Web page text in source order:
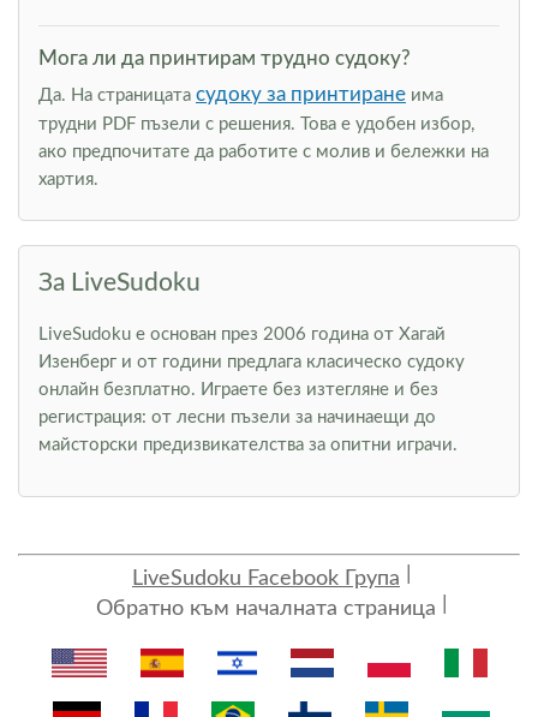
Мога ли да принтирам трудно судоку?
Да. На страницата судоку за принтиране има
трудни PDF пъзели с решения. Това е удобен избор,
ако предпочитате да работите с молив и бележки на
хартия.
За LiveSudoku
LiveSudoku е основан през 2006 година от Хагай
Изенберг и от години предлага класическо судоку
онлайн безплатно. Играете без изтегляне и без
регистрация: от лесни пъзели за начинаещи до
майсторски предизвикателства за опитни играчи.
LiveSudoku Facebook Група
Обратно към началната страница